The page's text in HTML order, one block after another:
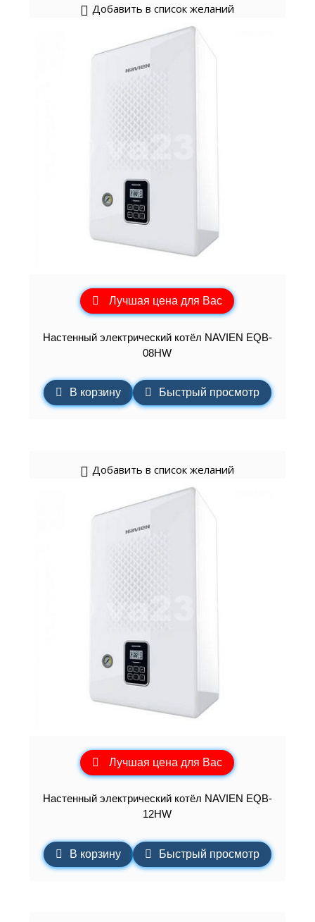
Добавить в список желаний
Лучшая цена для Вас
Настенный электрический котёл NAVIEN EQB-
08HW
В корзину Быстрый просмотр
Добавить в список желаний
Лучшая цена для Вас
Настенный электрический котёл NAVIEN EQB-
12HW
В корзину Быстрый просмотр